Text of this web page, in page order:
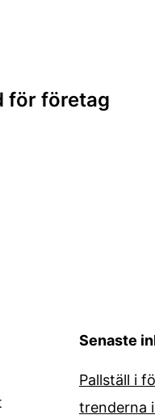
för företag
Senaste
Pallställ i
trenderna